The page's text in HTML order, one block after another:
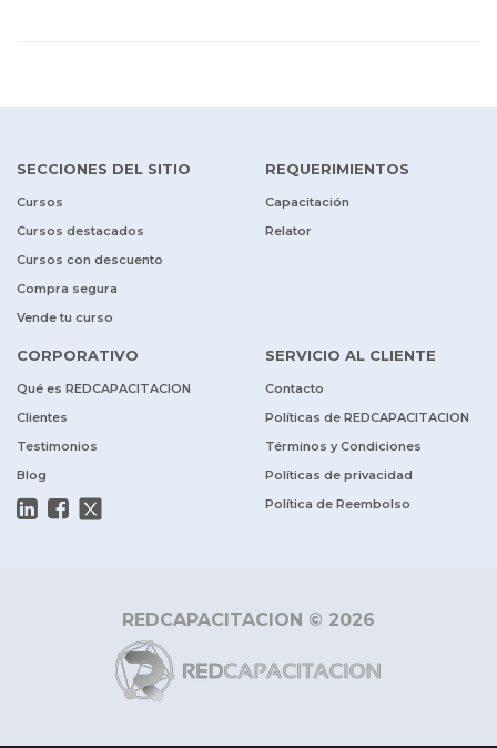
SECCIONES DEL SITIO
Cursos
Cursos destacados
Cursos con descuento
Compra segura
Vende tu curso
REQUERIMIENTOS
Capacitación
Relator
CORPORATIVO
Qué es REDCAPACITACION
Clientes
Testimonios
Blog
SERVICIO AL CLIENTE
Contacto
Políticas de REDCAPACITACION
Términos y Condiciones
Políticas de privacidad
Política de Reembolso
REDCAPACITACION © 2026